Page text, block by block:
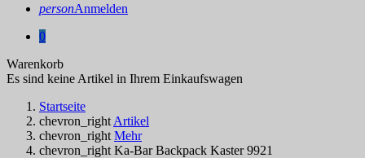
personAnmelden
0
Warenkorb
Es sind keine Artikel in Ihrem Einkaufswagen
Startseite
chevron_right Artikel
chevron_right Mehr
chevron_right Ka-Bar Backpack Kaster 9921